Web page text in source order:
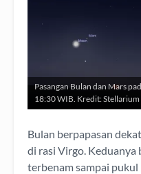
Pasangan Bulan dan Mars
18:30 WIB. Kredit: Stellarium
Bulan berpapasan
di rasi Virgo.
terbenam sampai